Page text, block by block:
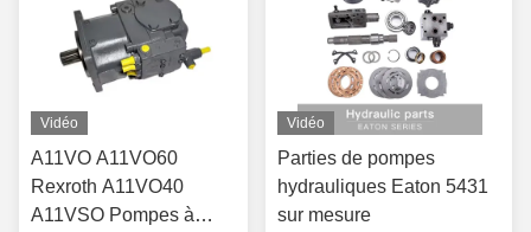
Vidéo
A11VO A11VO60
Rexroth A11VO40
A11VSO Pompes à
Vidéo
Parties de pompes
hydrauliques Eaton 5431
sur mesure